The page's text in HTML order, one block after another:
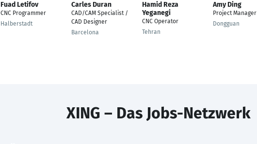
Fuad Letifov
CNC Programmer
Halberstadt
Carles Duran
CAD/CAM Specialist /
CAD Designer
Barcelona
Hamid Reza
Yeganegi
CNC Operator
Tehran
Amy Ding
Project Manager
Dongguan
XING – Das Jobs-Netzwerk